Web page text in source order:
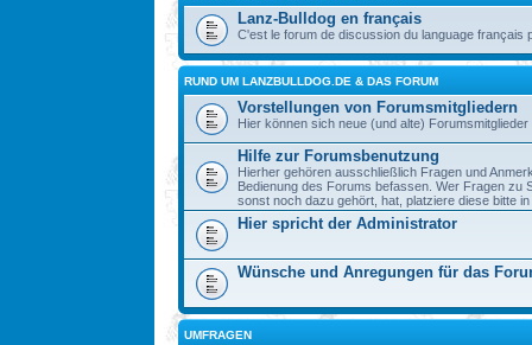
Lanz-Bulldog en français
C'est le forum de discussion du language français
RUND UM LANZBULLDOG.DE & DAS FORUM
Vorstellungen von Forumsmitgliedern
Hier können sich neue (und alte)
Hilfe zur Forumsbenutzung
Hierher gehören ausschließlich Fragen und
Bedienung des Forums befassen. Wer Fragen zu
sonst noch dazu gehört, hat, platziere diese bitte
Hier spricht der Administrator
Wünsche und Anregungen für das
UMFRAGEN